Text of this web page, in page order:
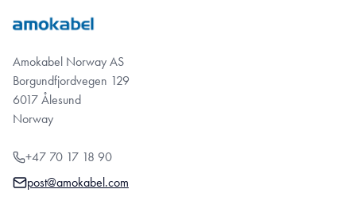
Amokabel Norway AS
Borgundfjordvegen 129
6017 Ålesund
Norway
+47 70 17 18 90
post@amokabel.com